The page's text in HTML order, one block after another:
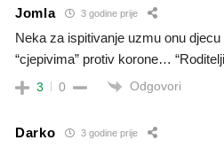
Jomla 3 godine prije
Neka za ispitivanje uzmu onu
“cjepivima” protiv korone…
3 0 Odgovori
Darko 3 godine prije